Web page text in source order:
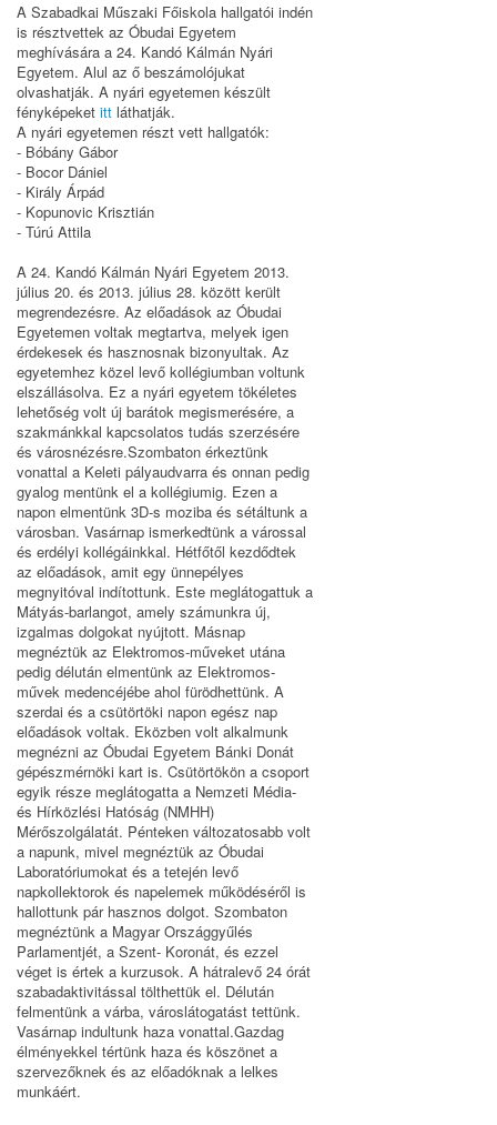
A Szabadkai Műszaki Főiskola hallgatói indén
is résztvettek az Óbudai Egyetem
meghívására a 24. Kandó Kálmán Nyári
Egyetem. Alul az ő beszámolójukat
olvashatják. A nyári egyetemen készült
fényképeket itt láthatják.
A nyári egyetemen részt vett hallgatók:
- Bóbány Gábor
- Bocor Dániel
- Király Árpád
- Kopunovic Krisztián
- Túrú Attila
A 24. Kandó Kálmán Nyári Egyetem 2013.
július 20. és 2013. július 28. között került
megrendezésre. Az előadások az Óbudai
Egyetemen voltak megtartva, melyek igen
érdekesek és hasznosnak bizonyultak. Az
egyetemhez közel levő kollégiumban voltunk
elszállásolva. Ez a nyári egyetem tökéletes
lehetőség volt új barátok megismerésére, a
szakmánkkal kapcsolatos tudás szerzésére
és városnézésre.Szombaton érkeztünk
vonattal a Keleti pályaudvarra és onnan pedig
gyalog mentünk el a kollégiumig. Ezen a
napon elmentünk 3D-s moziba és sétáltunk a
városban. Vasárnap ismerkedtünk a várossal
és erdélyi kollégáinkkal. Hétfőtől kezdődtek
az előadások, amit egy ünnepélyes
megnyitóval indítottunk. Este meglátogattuk a
Mátyás-barlangot, amely számunkra új,
izgalmas dolgokat nyújtott. Másnap
megnéztük az Elektromos-műveket utána
pedig délután elmentünk az Elektromos-
művek medencéjébe ahol fürödhettünk. A
szerdai és a csütörtöki napon egész nap
előadások voltak. Eközben volt alkalmunk
megnézni az Óbudai Egyetem Bánki Donát
gépészmérnöki kart is. Csütörtökön a csoport
egyik része meglátogatta a Nemzeti Média-
és Hírközlési Hatóság (NMHH)
Mérőszolgálatát. Pénteken változatosabb volt
a napunk, mivel megnéztük az Óbudai
Laboratóriumokat és a tetején levő
napkollektorok és napelemek működéséről is
hallottunk pár hasznos dolgot. Szombaton
megnéztünk a Magyar Országgyűlés
Parlamentjét, a Szent- Koronát, és ezzel
véget is értek a kurzusok. A hátralevő 24 órát
szabadaktivitással tölthettük el. Délután
felmentünk a várba, városlátogatást tettünk.
Vasárnap indultunk haza vonattal.Gazdag
élményekkel tértünk haza és köszönet a
szervezőknek és az előadóknak a lelkes
munkáért.